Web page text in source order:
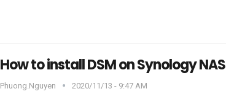
How to install DSM on Synology NAS
Phuong.nguyen 2020/11/13 - 9:47 AM